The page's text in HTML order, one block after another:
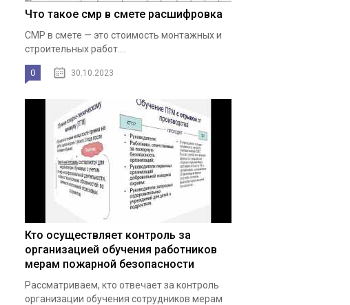
Что такое смр в смете расшифровка
СМР в смете — это стоимость монтажных и
строительных работ....
0 30.10.2023
Кто осуществляет контроль за
организацией обучения работников
мерам пожарной безопасности
Рассматриваем, кто отвечает за контроль
организации обучения сотрудников мерам